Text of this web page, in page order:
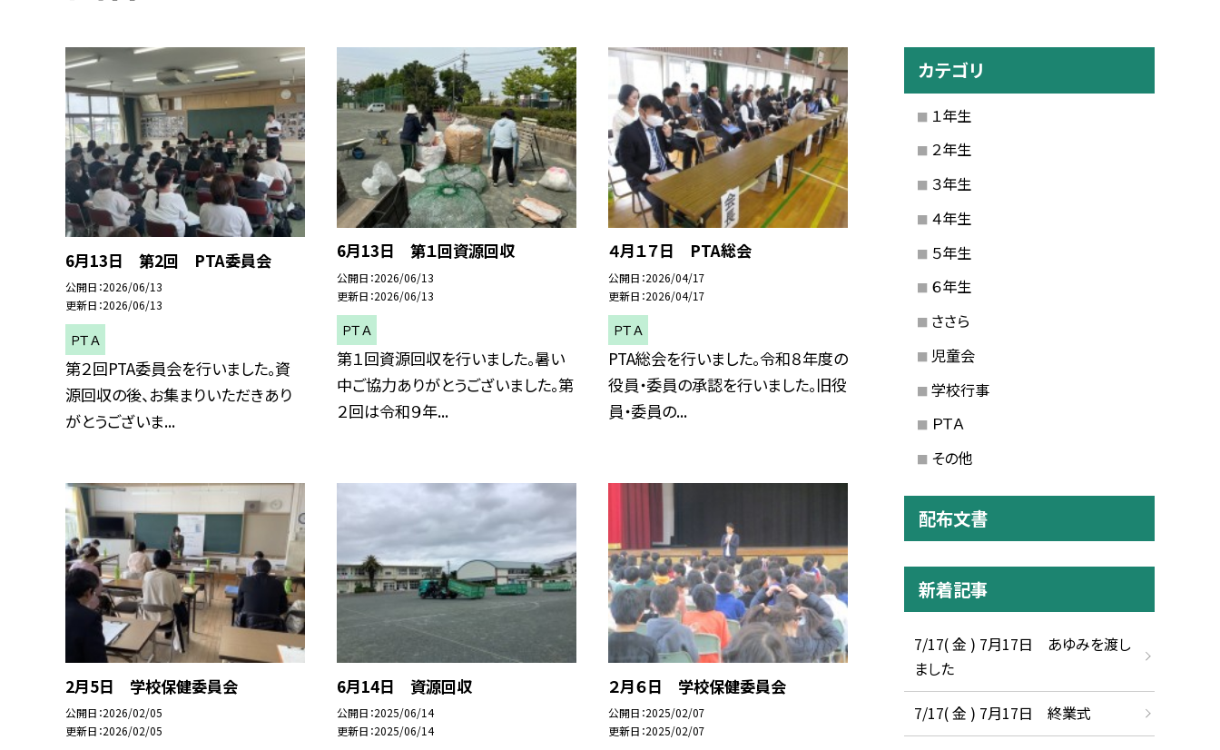
6月13日 第2回 PTA委員会
公開日 2026/06/13
更新日 2026/06/13
ＰＴＡ
第２回PTA委員会を行いました。資
源回収の後、お集まりいただきあり
がとうございま...
6月13日 第１回資源回収
公開日 2026/06/13
更新日 2026/06/13
ＰＴＡ
第１回資源回収を行いました。暑い
中ご協力ありがとうございました。第
２回は令和９年...
４月１７日 PTA総会
公開日 2026/04/17
更新日 2026/04/17
ＰＴＡ
PTA総会を行いました。令和８年度の
役員・委員の承認を行いました。旧役
員・委員の...
2月5日 学校保健委員会
公開日 2026/02/05
更新日 2026/02/05
6月14日 資源回収
公開日 2025/06/14
更新日 2025/06/14
２月６日 学校保健委員会
公開日 2025/02/07
更新日 2025/02/07
カテゴリ
１年生
２年生
３年生
４年生
５年生
６年生
ささら
児童会
学校行事
ＰＴＡ
その他
配布文書
新着記事
7/17( 金 ) 7月17日 あゆみを渡し
ました
7/17( 金 ) 7月17日 終業式